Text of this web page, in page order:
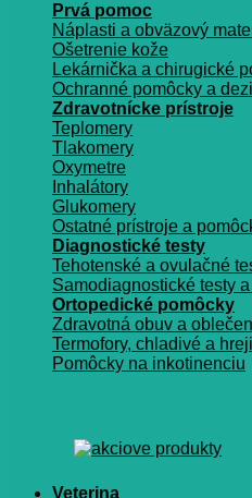
Prvá pomoc
Náplasti a obväzový
Ošetrenie kože
Lekárnička a chirugické
Ochranné pomôcky a
Zdravotnícke prístroje
Teplomery
Tlakomery
Oxymetre
Inhalátory
Glukomery
Ostatné prístroje a
Diagnostické testy
Tehotenské a ovulačné
Samodiagnostické testy
Ortopedické pomôcky
Zdravotná obuv a
Termofory, chladivé a
Pomôcky na inkotinenciu
Veterina